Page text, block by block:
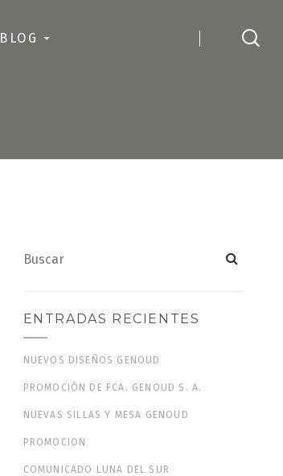
BLOG
ENTRADAS RECIENTES
NUEVOS DISEÑOS GENOUD
PROMOCIÓN DE FCA. GENOUD S. A.
NUEVAS SILLAS Y MESA GENOUD
PROMOCION
COMUNICADO LUNA DEL SUR